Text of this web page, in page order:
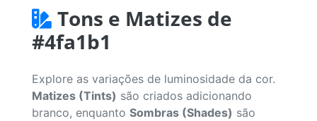
Tons e Matizes de
#4fa1b1
Explore as variações de luminosidade da cor.
Matizes (Tints) são criados adicionando
branco, enquanto Sombras (Shades) são